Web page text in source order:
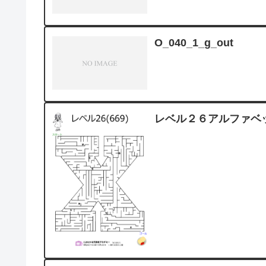
O_040_1_g_out
レベル２６アルファベ